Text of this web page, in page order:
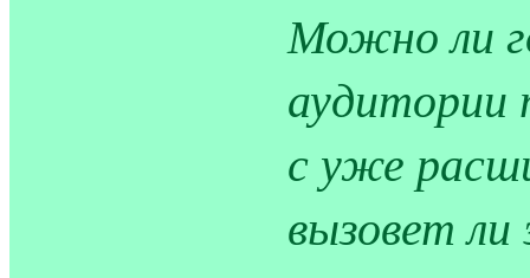
Можно ли
с уже
вызовет